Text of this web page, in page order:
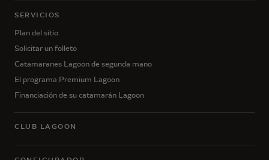
SERVICIOS
Plan del sitio
Solicitar un folleto
Catamaranes Lagoon de segunda mano
El programa Premium Lagoon
Financiación de su catamarán Lagoon
CLUB LAGOON